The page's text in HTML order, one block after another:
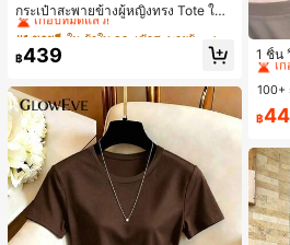
กระเป๋าสะพายข้างผู้หญิงทรง Tote ใบเ
ล็ก สไตล์วินเทจ ผิวด้าน คอลเลกชันให
ม่ฤดูร้อน 2026 สำหรับเดินทางไปทำงา
น แมตช์ง่าย
เกือบหมดแล้ว!
#1 ขายดี
เกือบหมดแล้ว!
#1 ขายดี
เกือบหมดแล้ว!
#1 ขายดี
เกือบหมดแล้ว!
฿439
1 ชิ้น
ปหนี
บการ
ช้งาน
สมบู
คลิป
ผมห
#3 ขา
เ
#3 ข
เกื
#3 ข
เกื
#3 ข
100+
฿44